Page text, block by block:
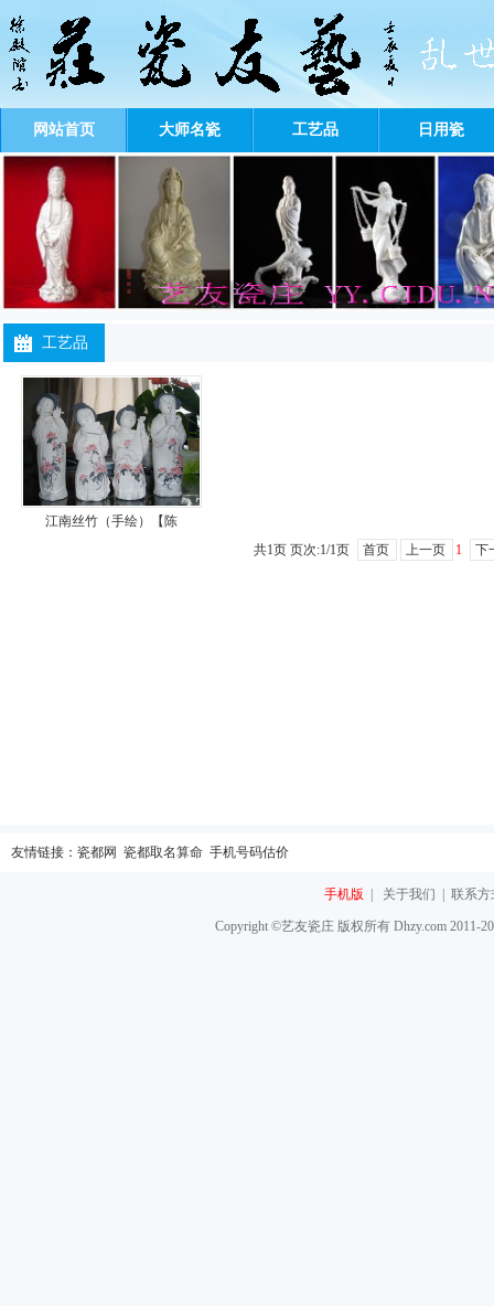
网站首页 大师名瓷 工艺品 日用瓷
工艺品
江南丝竹（手绘）【陈
共1页 页次:1/1页
首页 上一页 1 下
友情链接： 瓷都网 瓷都取名算命 手机号码估价
手机版 关于我们 |联系方
Copyright ©艺友瓷庄 版权所有 Dhzy.com 2011-